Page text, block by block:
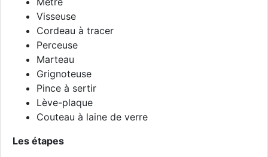
Visseuse
Cordeau à tracer
Perceuse
Marteau
Grignoteuse
Pince à sertir
Lève-plaque
Couteau à laine de verre
Les étapes